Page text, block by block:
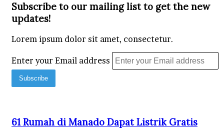
Subscribe to our mailing list to get the new
updates!
Lorem ipsum dolor sit amet, consectetur.
Enter your Email address
61 Rumah di Manado Dapat Listrik Gratis